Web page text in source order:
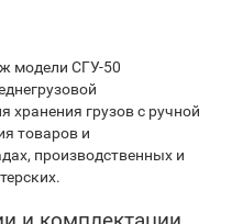
модели СГУ-50
хранения грузов с ручной
товаров и
производственных и